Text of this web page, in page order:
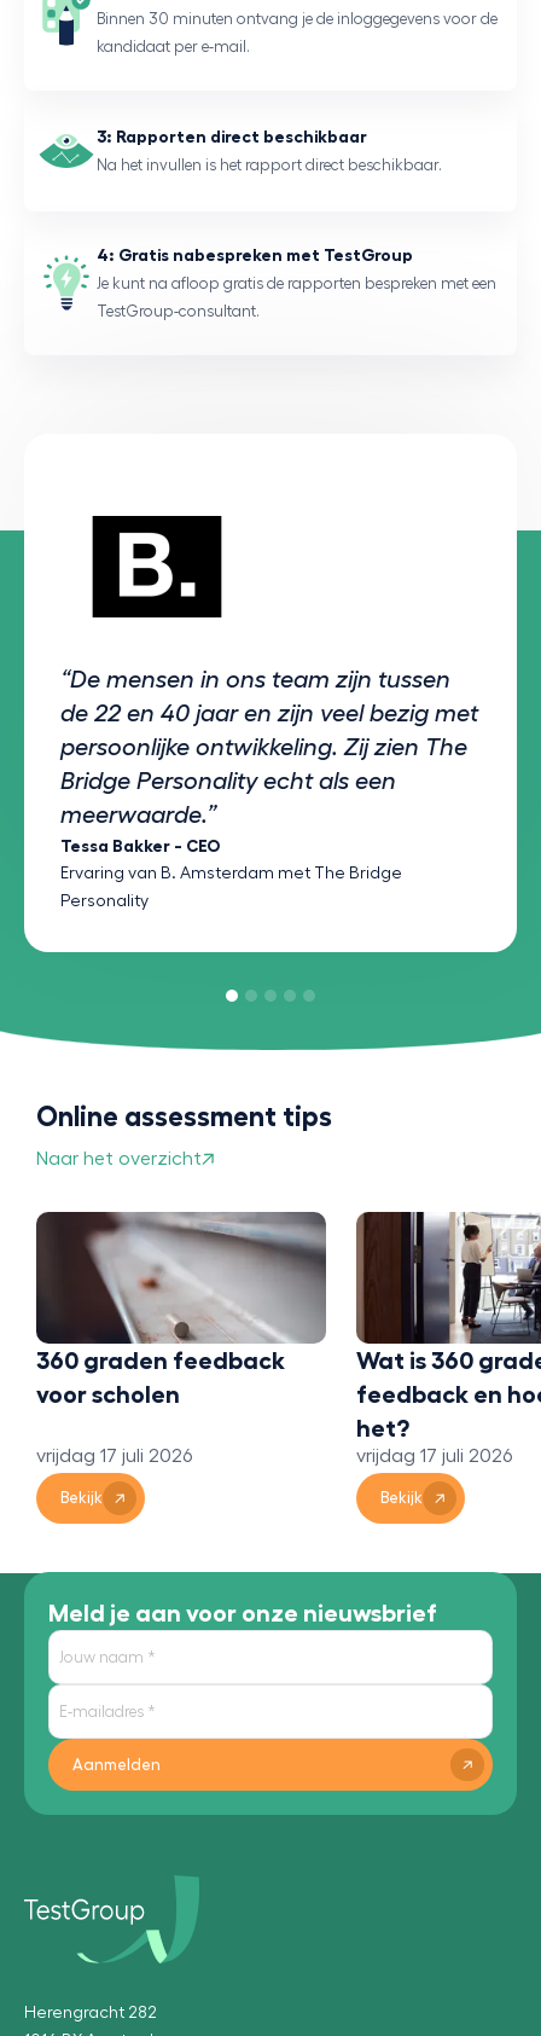
Binnen 30 minuten ontvang je de inloggegevens voor de
kandidaat per e-mail.
3: Rapporten direct beschikbaar
Na het invullen is het rapport direct beschikbaar.
4: Gratis nabespreken met TestGroup
Je kunt na afloop gratis de rapporten bespreken met een
TestGroup-consultant.
“De mensen in ons team zijn tussen
de 22 en 40 jaar en zijn veel bezig met
persoonlijke ontwikkeling. Zij zien The
Bridge Personality echt als een
meerwaarde.”
Tessa Bakker - CEO
Ervaring van B. Amsterdam met The Bridge
Personality
Online assessment tips
Naar het overzicht
Wat is 360 graden
feedback en hoe werkt
vrijdag 17 juli 2026
Bekijk
Studie of
Doe een
test voor
maandag 13 juli 2026
Bekijk
Meld je aan voor onze nieuwsbrief
Aanmelden
Herengracht 282